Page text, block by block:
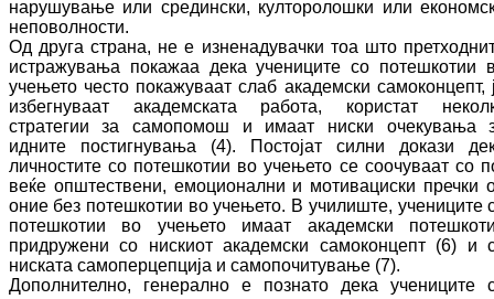
нарушување или средински, кул­то­ро­лош­ки или
неповолности.
Од друга страна, не е изненадувачки тоа што
истражувања покажаа дека уче­ни­ци­те со потешкотии
учењето често по­ка­жу­ваат слаб академски самоконцепт,
из­бег­ну­ваат академската работа, користат
стратегии за самопомош и имаат нис­ки очекувања
идните постигнувања (4). Пос­тојат силни докази
личностите со по­тешкотии во учењето се соочуваат со
ве­ќе општествени, емоционални и мо­ти­ва­циски пречки
оние без потешкотии во уче­ње­то. В училиште, учениците
по­теш­ко­тии во учењето имаат академски
придружени со нискиот академски са­мо­кон­цепт (6) и
ниската самоперцепција и са­мо­почитување (7).
Дополнително, генерално е познато дека уче­ниците